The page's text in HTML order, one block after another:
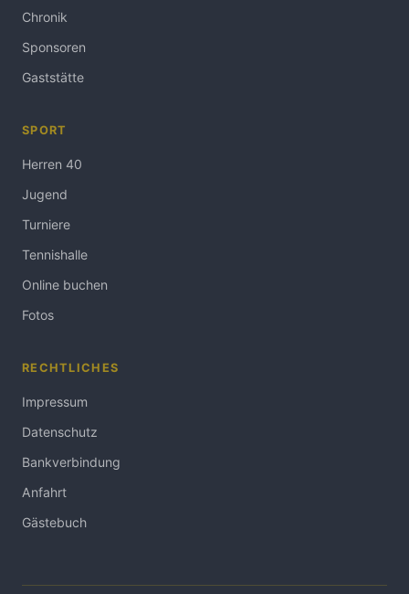
Chronik
Sponsoren
Gaststätte
SPORT
Herren 40
Jugend
Turniere
Tennishalle
Online buchen
Fotos
RECHTLICHES
Impressum
Datenschutz
Bankverbindung
Anfahrt
Gästebuch